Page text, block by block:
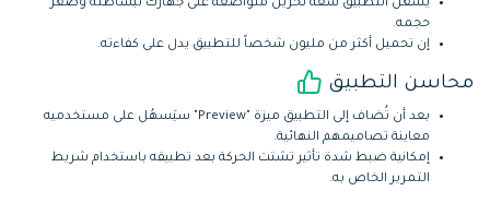
يَشغُل التطبيق سعة تخزين متواضعة على جهازك لبساطته وصغر
حجمه.
إن تحميل أكثر من مليون شخصاً للتطبيق يدل على كفاءته.
محاسن التطبيق
بعد أن تُضاف إلى التطبيق ميزة "Preview" سيَسهُل على مستخدميه
معاينة تصاميمهم النهائية.
إمكانية ضبط شدة تأثير تشتت الحركة بعد تطبيقه باستخدام شريط
التمرير الخاص به.